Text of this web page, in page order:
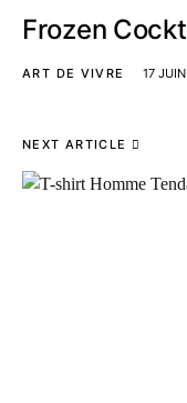
Frozen
ART DE VIVRE 17
NEXT ARTICLE